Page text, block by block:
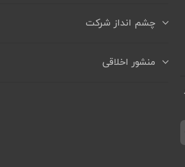
چشم انداز شرکت
منشور اخلاقی